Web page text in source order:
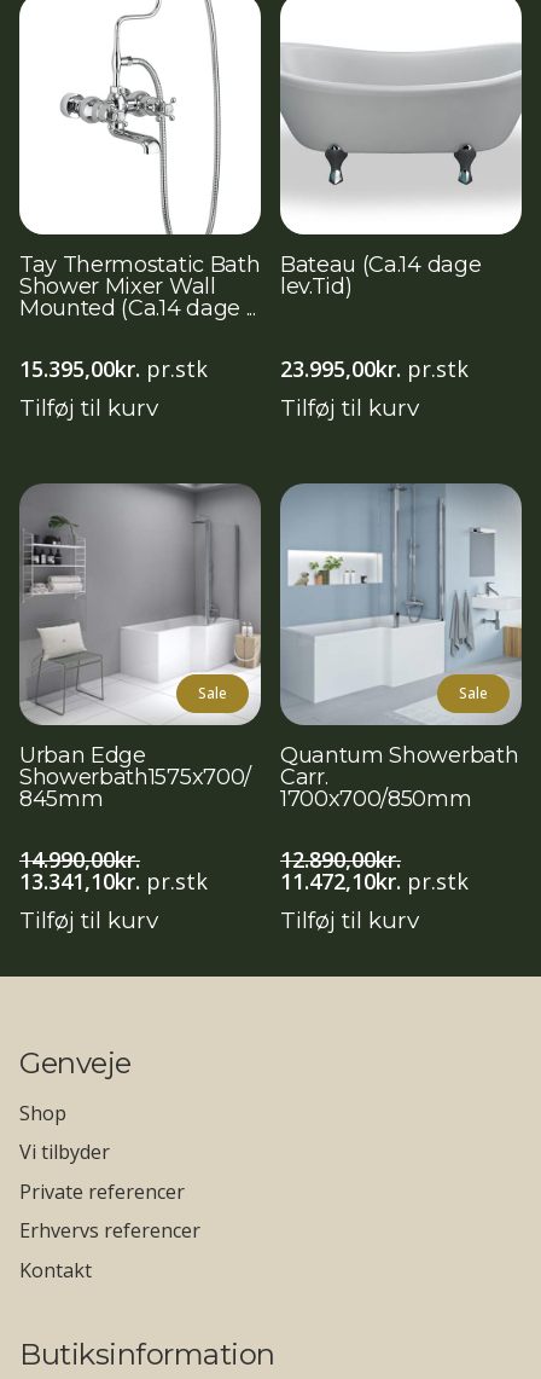
Tay Thermostatic Bath
Shower Mixer Wall
Mounted (Ca.14 dage ...
15.395,00kr. pr.stk
Tilføj til kurv
Bateau (Ca.14 dage
lev.Tid)
23.995,00kr. pr.stk
Tilføj til kurv
Sale
Urban Edge
Showerbath1575x700/
845mm
14.990,00kr.
Den
oprindelige
pris
13.341,10kr. Den
aktuelle
pris
pr.stk
Tilføj til kurv
Sale
Quantum Showerbath
Carr.
1700x700/850mm
12.890,00kr.
Den
oprindelige
pris
11.472,10kr. Den
aktuelle
pris
pr.stk
Tilføj til kurv
Genveje
Shop
Vi tilbyder
Private referencer
Erhvervs referencer
Kontakt
Butiksinformation